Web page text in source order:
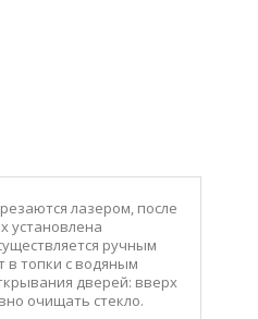
лазером, после
установлена
ручным
в топки с водяным
дверей: вверх
очищать стекло.